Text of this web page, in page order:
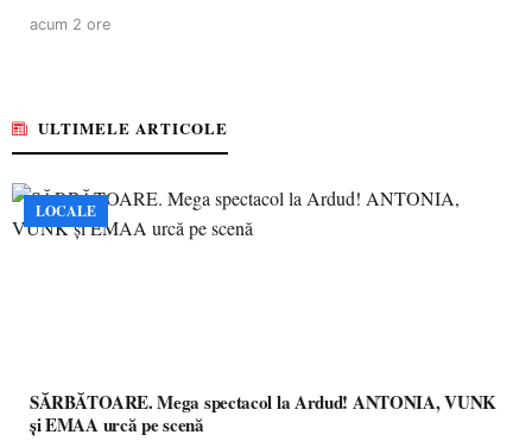
acum 2 ore
ULTIMELE ARTICOLE
LOCALE
SĂRBĂTOARE. Mega spectacol la Ardud! ANTONIA, VUNK
și EMAA urcă pe scenă